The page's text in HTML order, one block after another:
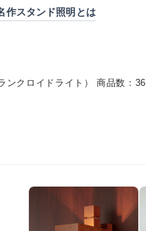
作スタンド照明とは
ンクロイドライト） 商品数：36